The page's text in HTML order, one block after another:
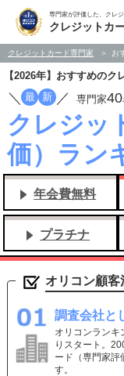
専門家が評価した、クレ
クレジットカ
クレジットカード専門家 お
【2026年】おすすめの
／ 最 新 ／ 専門家40
クレジッ
価）ラン
年会費無料
プラチナ
オリコン顧
調査会社と
オリコンランキ
りスタート。
ード（専門家評
す。